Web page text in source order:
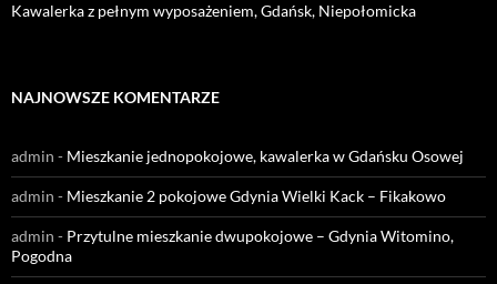
Kawalerka z pełnym wyposażeniem, Gdańsk, Niepołomicka
NAJNOWSZE KOMENTARZE
admin - Mieszkanie jednopokojowe, kawalerka w Gdańsku Osowej
admin - Mieszkanie 2 pokojowe Gdynia Wielki Kack – Fikakowo
admin - Przytulne mieszkanie dwupokojowe – Gdynia Witomino,
Pogodna